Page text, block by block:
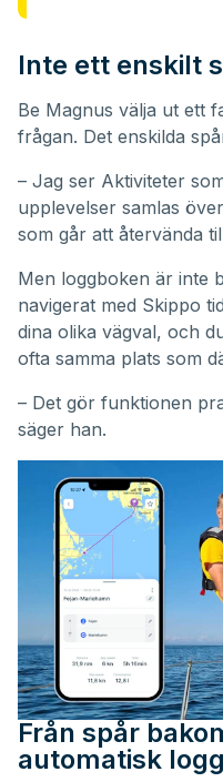
Inte ett enskilt
Be Magnus välja ut ett
frågan. Det enskilda
– Jag ser Aktiviteter
upplevelser samlas
som går att återvända
Men loggboken är inte
navigerat med Skippo
dina olika vägval, och
ofta samma plats som
– Det gör funktionen
säger han.
Från spår
automatisk